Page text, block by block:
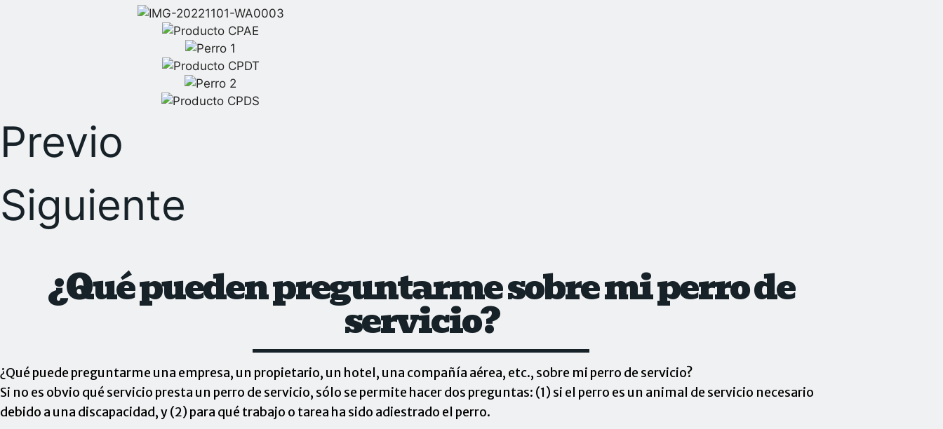
Previo
Siguiente
¿Qué pueden preguntarme sobre mi perro de
servicio?
¿Qué puede preguntarme una empresa, un propietario, un hotel, una compañía aérea, etc., sobre mi perro de servicio?
Si no es obvio qué servicio presta un perro de servicio, sólo se permite hacer dos preguntas: (1) si el perro es un animal de servicio necesario
debido a una discapacidad, y (2) para qué trabajo o tarea ha sido adiestrado el perro.